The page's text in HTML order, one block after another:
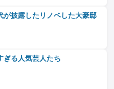
が披露したリノベした大豪邸
ぎる人気芸人たち